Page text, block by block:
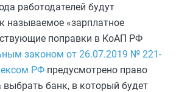
работодателей будут
называемое «зарплатное
поправки в КоАП РФ
законом от 26.07.2019 № 221-
РФ предусмотрено право
банк, в который будет